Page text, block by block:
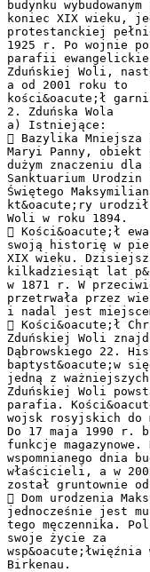
budynku wybudowanym
koniec XIX wieku,
protestanckiej
1925 r. Po wojnie
parafii
Zduńskiej Woli,
a od 2001 roku to
kości&oacute;ł
2. Zduńska Wola
a) Istniejące:
 Bazylika Mniejsza
Maryi Panny, obiekt
dużym znaczeniu
Sanktuarium
Świętego
kt&oacute;ry
Woli w roku 1894.
 Kości&oacute;ł
swoją historię w
XIX wieku.
kilkadziesiąt lat
w 1871 r. W
przetrwała przez
i nadal jest miejscem
 Kości&oacute;ł
Zduńskiej Woli
Dąbrowskiego 22.
baptyst&oacute;w
jedną z
Zduńskiej Woli
parafia.
wojsk rosyjskich do
Do 17 maja 1990 r.
funkcje magazynowe.
wspomnianego dnia
właścicieli, a w
został gruntownie
 Dom urodzenia
jednocześnie jest
tego męczennika.
swoje życie za
Birkenau.